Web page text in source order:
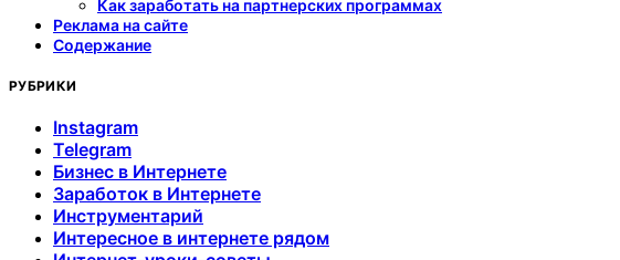
Как заработать на партнерских программах
Реклама на сайте
Содержание
РУБРИКИ
Instagram
Telegram
Бизнес в Интернете
Заработок в Интернете
Инструментарий
Интересное в интернете рядом